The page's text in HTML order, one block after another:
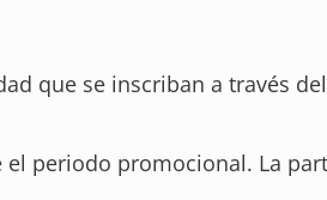
que se inscriban a través
periodo promocional. La